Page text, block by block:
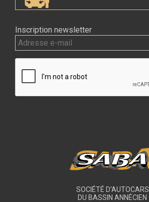
Inscription newsletter
SOCIÉTÉ D'AUTOCARS
DU BASSIN ANNÉCIEN